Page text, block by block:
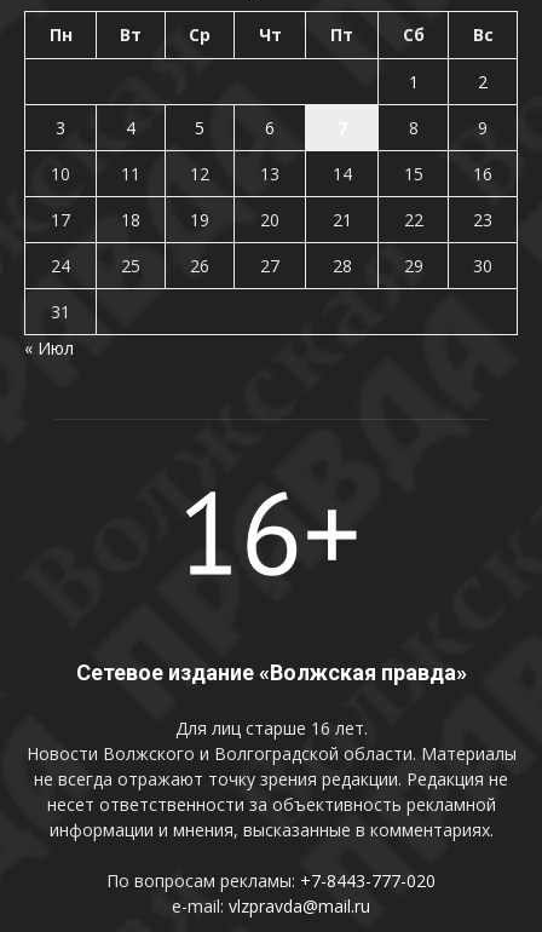
Пн Вт Ср Чт Пт Сб Вс
1
2
3
4 5 6 8
9
10
11 12 13 14 15
16
17
18 19 20 21 22
23
24
25 26 27 28 29
30
31
« Июл
Сетевое издание «Волжская правда»
Для лиц старше 16 лет.
Новости Волжского и Волгоградской области. Материалы
не всегда отражают точку зрения редакции. Редакция не
несет ответственности за объективность рекламной
информации и мнения, высказанные в комментариях.
По вопросам рекламы: +7-8443-777-020
e-mail: vlzpravda@mail.ru